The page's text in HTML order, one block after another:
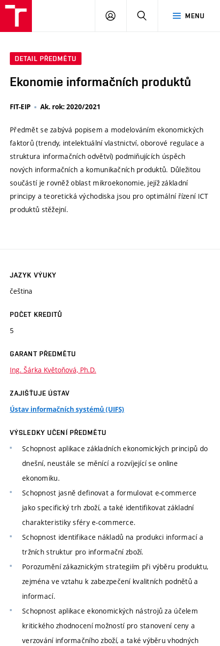
MENU
PŘIHLÁSIT
DETAIL PŘEDMĚTU
Ekonomie informačních produktů
FIT-EIP Ak. rok: 2020/2021
Předmět se zabývá popisem a modelováním ekonomických
faktorů (trendy, intelektuální vlastnictví, oborové regulace a
struktura informačních odvětví) podmiňujících úspěch
nových informačních a komunikačních produktů. Důležitou
součástí je rovněž oblast mikroekonomie, jejíž základní
principy a teoretická východiska jsou pro optimální řízení ICT
produktů stěžejní.
JAZYK VÝUKY
čeština
POČET KREDITŮ
5
GARANT PŘEDMĚTU
Ing. Šárka Květoňová, Ph.D.
ZAJIŠŤUJE ÚSTAV
Ústav informačních systémů (UIFS)
VÝSLEDKY UČENÍ PŘEDMĚTU
Schopnost aplikace základních ekonomických principů do
dnešní, neustále se měnící a rozvíjející se online
ekonomiku.
Schopnost jasně definovat a formulovat e-commerce
jako specifický trh zboží, a také identifikovat základní
charakteristiky sféry e-commerce.
Schopnost identifikace nákladů na produkci informací a
tržních struktur pro informační zboží.
Porozumění zákaznickým strategiím při výběru produktu,
zejména ve vztahu k zabezpečení kvalitních podnětů a
informací.
Schopnost aplikace ekonomických nástrojů za účelem
kritického zhodnocení možností pro stanovení ceny a
verzování informačního zboží, a také výběru vhodných